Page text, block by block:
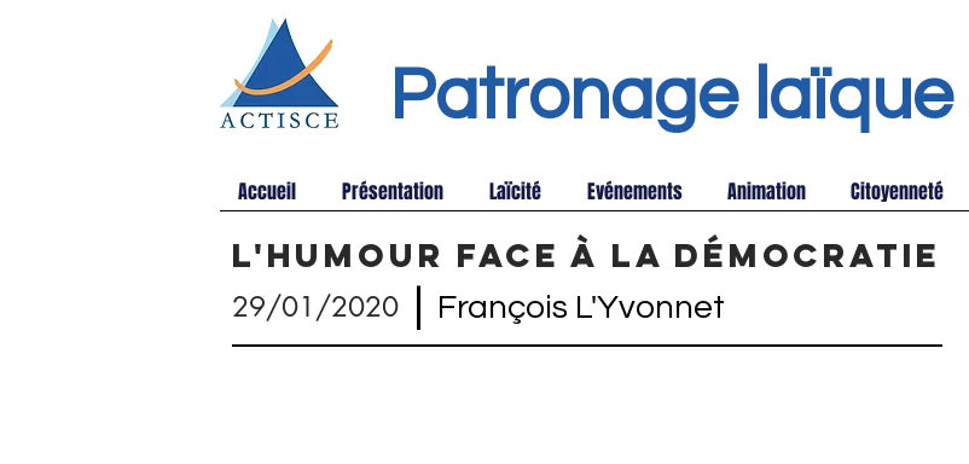
Patronage laïque
Accueil Présentation Laïcité Evénements Animation Citoyenneté
L'humour face à la démocratie
29/01/2020 François L'Yvonnet